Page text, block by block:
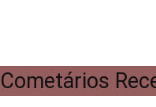
Cometários